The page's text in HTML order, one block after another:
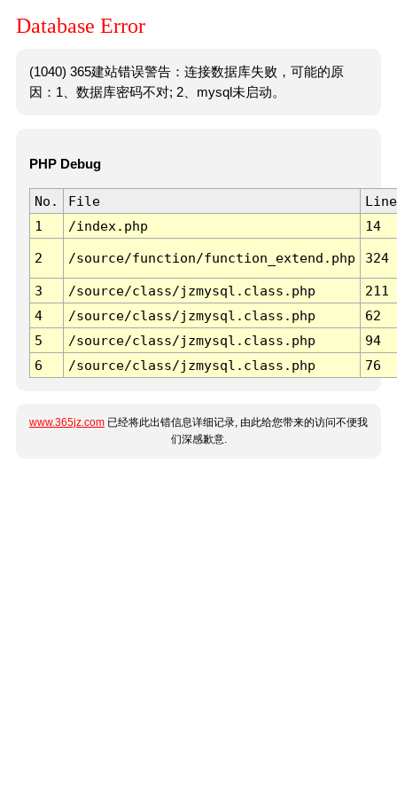
Database Error
(1040) 365建站错误警告：连接数据库失败，可能的原
因：1、数据库密码不对; 2、mysql未启动。
PHP Debug
No. File
Line
1
/index.php 14
2 /source/function/function_extend.php 324
3 /source/class/jzmysql.class.php
211
4
/source/class/jzmysql.class.php
62
5
/source/class/jzmysql.class.php
94
6
/source/class/jzmysql.class.php 76
www.365jz.com 已经将此出错信息详细记录, 由此给您带来的访问不便我
们深感歉意.